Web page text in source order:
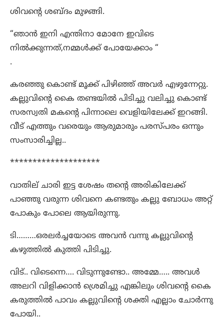
ശിവന്റെ ശബ്ദം മുഴങ്ങി.
“ഞാൻ ഇനി എന്തിനാ മോനേ ഇവിടെ
നിൽക്കുന്നത്,നമ്മൾക്ക് പോയേക്കാം “
.
കരഞ്ഞു കൊണ്ട് മൂക്ക് പിഴിഞ്ഞ് അവർ എഴുന്നേറ്റു.
കല്ലുവിന്റെ കൈ തണ്ടയിൽ പിടിച്ചു വലിച്ചു കൊണ്ട്
സരസ്വതി മകന്റെ പിന്നാലെ വെളിയിലേക്ക് ഇറങ്ങി.
വീട് എത്തും വരെയും ആരുമാരും പരസ്പരം ഒന്നും
സംസാരിച്ചില്ല..
********************
വാതില് ചാരി ഇട്ട ശേഷം തന്റെ അരികിലേക്ക്
പാഞ്ഞു വരുന്ന ശിവനെ കണ്ടതും കല്ലു ബോധം അറ്റ്
പോകും പോലെ ആയിരുന്നു.
ടി………ഒരലർച്ചയോടെ അവൻ വന്നു കല്ലുവിന്റെ
കഴുത്തിൽ കുത്തി പിടിച്ചു.
വിട്.. വിടെന്നെ…. വിടുന്നുണ്ടോ.. അമ്മേ….. അവൾ
അലറി വിളിക്കാൻ ശ്രെമിച്ചു എങ്കിലും ശിവന്റെ കൈ
കരുത്തിൽ പാവം കല്ലുവിന്റെ ശക്തി എല്ലാം ചോർന്നു
പോയി..